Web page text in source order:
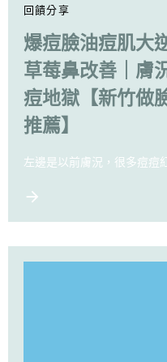
回饋分享
爆痘臉油痘肌大
草莓鼻改善｜膚
痘地獄【新竹做
推薦】
左邊是以前膚況，很多痘